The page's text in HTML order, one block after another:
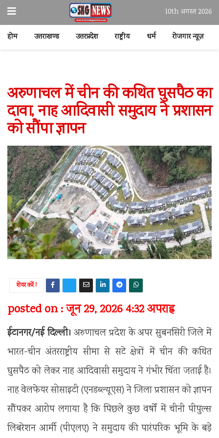
10th अगस्त 2026
होम उत्तराखण्ड उत्तरप्रदेश राष्ट्रीय धर्म रोजगार न्यूज़
अरुणाचल में चीन की कथित घुसपैठ का
दावा, नाह आदिवासी समुदाय ने प्रशासन
को सौंपा ज्ञापन
शेयर करें !
posted on : जून 29, 2026 4:32 अपराह्न
ईटानगर/नई दिल्ली। अरुणाचल प्रदेश के अपर सुबनसिरी जिले में
भारत-चीन अंतरराष्ट्रीय सीमा से सटे क्षेत्रों में चीन की कथित
घुसपैठ को लेकर नाह आदिवासी समुदाय ने गंभीर चिंता जताई है।
नाह वेलफेयर सोसाइटी (एनडब्ल्यूएस) ने जिला प्रशासन को ज्ञापन
सौंपकर आरोप लगाया है कि पिछले कुछ वर्षों में चीनी पीपुल्स
लिबरेशन आर्मी (पीएलए) ने समुदाय की पारंपरिक भूमि के बड़े